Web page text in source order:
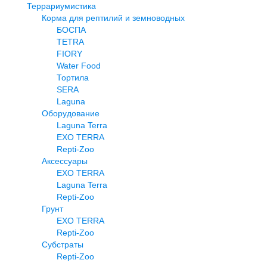
Террариумистика
Корма для рептилий и земноводных
БОСПА
TETRA
FIORY
Water Food
Тортила
SERA
Laguna
Оборудование
Laguna Terra
EXO TERRA
Repti-Zoo
Аксессуары
EXO TERRA
Laguna Terra
Repti-Zoo
Грунт
EXO TERRA
Repti-Zoo
Субстраты
Repti-Zoo